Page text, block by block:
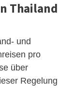
Thailand
und
pro
über
Regelung